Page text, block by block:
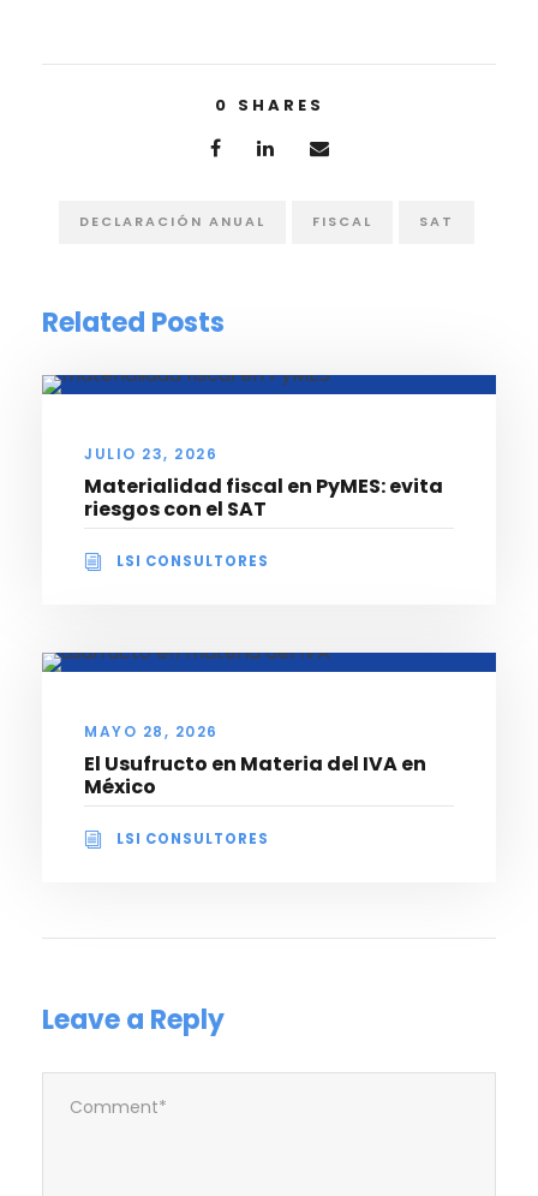
0 SHARES
DECLARACIÓN ANUAL FISCAL SAT
Related Posts
JULIO 23, 2026
Materialidad fiscal en PyMES: evita
riesgos con el SAT
LSI CONSULTORES
MAYO 28, 2026
El Usufructo en Materia del IVA en
México
LSI CONSULTORES
Leave a Reply